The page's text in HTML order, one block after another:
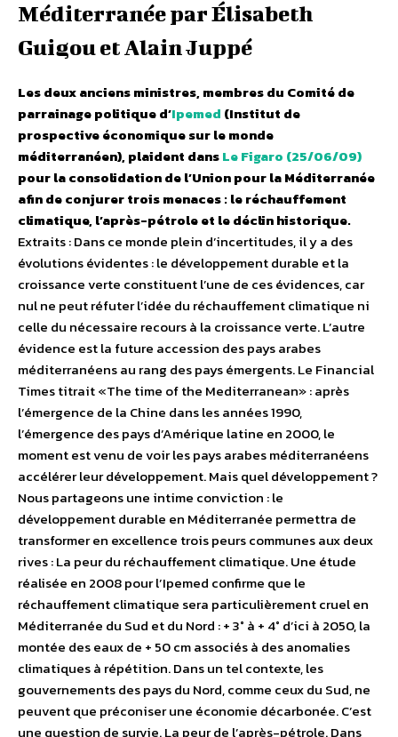
Méditerranée par Élisabeth
Guigou et Alain Juppé
Les deux anciens ministres, membres du Comité de
parrainage politique d’Ipemed (Institut de
prospective économique sur le monde
méditerranéen), plaident dansLe Figaro (25/06/09)
pour la consolidation de l’Union pour la Méditerranée
afin de conjurer trois menaces : le réchauffement
climatique, l’après-pétrole et le déclin historique.
Extraits : Dans ce monde plein d’incertitudes, il y a des
évolutions évidentes : le développement durable et la
croissance verte constituent l’une de ces évidences, car
nul ne peut réfuter l’idée du réchauffement climatique ni
celle du nécessaire recours à la croissance verte. L’autre
évidence est la future accession des pays arabes
méditerranéens au rang des pays émergents. Le Financial
Times titrait «The time of the Mediterranean» : après
l’émergence de la Chine dans les années 1990,
l’émergence des pays d’Amérique latine en 2000, le
moment est venu de voir les pays arabes méditerranéens
accélérer leur développement. Mais quel développement ?
Nous partageons une intime conviction : le
développement durable en Méditerranée permettra de
transformer en excellence trois peurs communes aux deux
rives : La peur du réchauffement climatique. Une étude
réalisée en 2008 pour l’Ipemed confirme que le
réchauffement climatique sera particulièrement cruel en
Méditerranée du Sud et du Nord : + 3° à + 4° d’ici à 2050, la
montée des eaux de + 50 cm associés à des anomalies
climatiques à répétition. Dans un tel contexte, les
gouvernements des pays du Nord, comme ceux du Sud, ne
peuvent que préconiser une économie décarbonée. C’est
une question de survie. La peur de l’après-pétrole. Dans